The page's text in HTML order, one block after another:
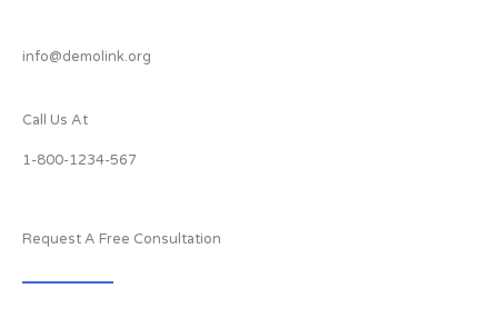
info@demolink.org
Call Us At
1-800-1234-567
Request A Free Consultation